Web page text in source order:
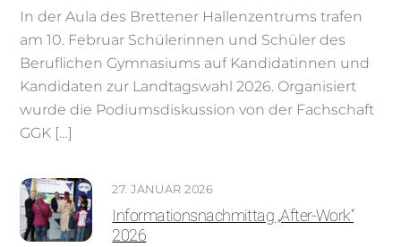
In der Aula des Brettener Hallenzentrums trafen
am 10. Februar Schülerinnen und Schüler des
Beruflichen Gymnasiums auf Kandidatinnen und
Kandidaten zur Landtagswahl 2026. Organisiert
wurde die Podiumsdiskussion von der Fachschaft
GGK […]
27. JANUAR 2026
Informationsnachmittag „After-Work“
2026